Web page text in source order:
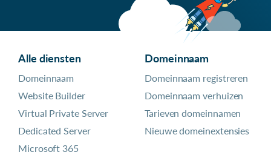
Alle diensten
Domeinnaam
Website Builder
Virtual Private Server
Dedicated Server
Microsoft 365
Domeinnaam
Domeinnaam registreren
Domeinnaam verhuizen
Tarieven domeinnamen
Nieuwe domeinextensies